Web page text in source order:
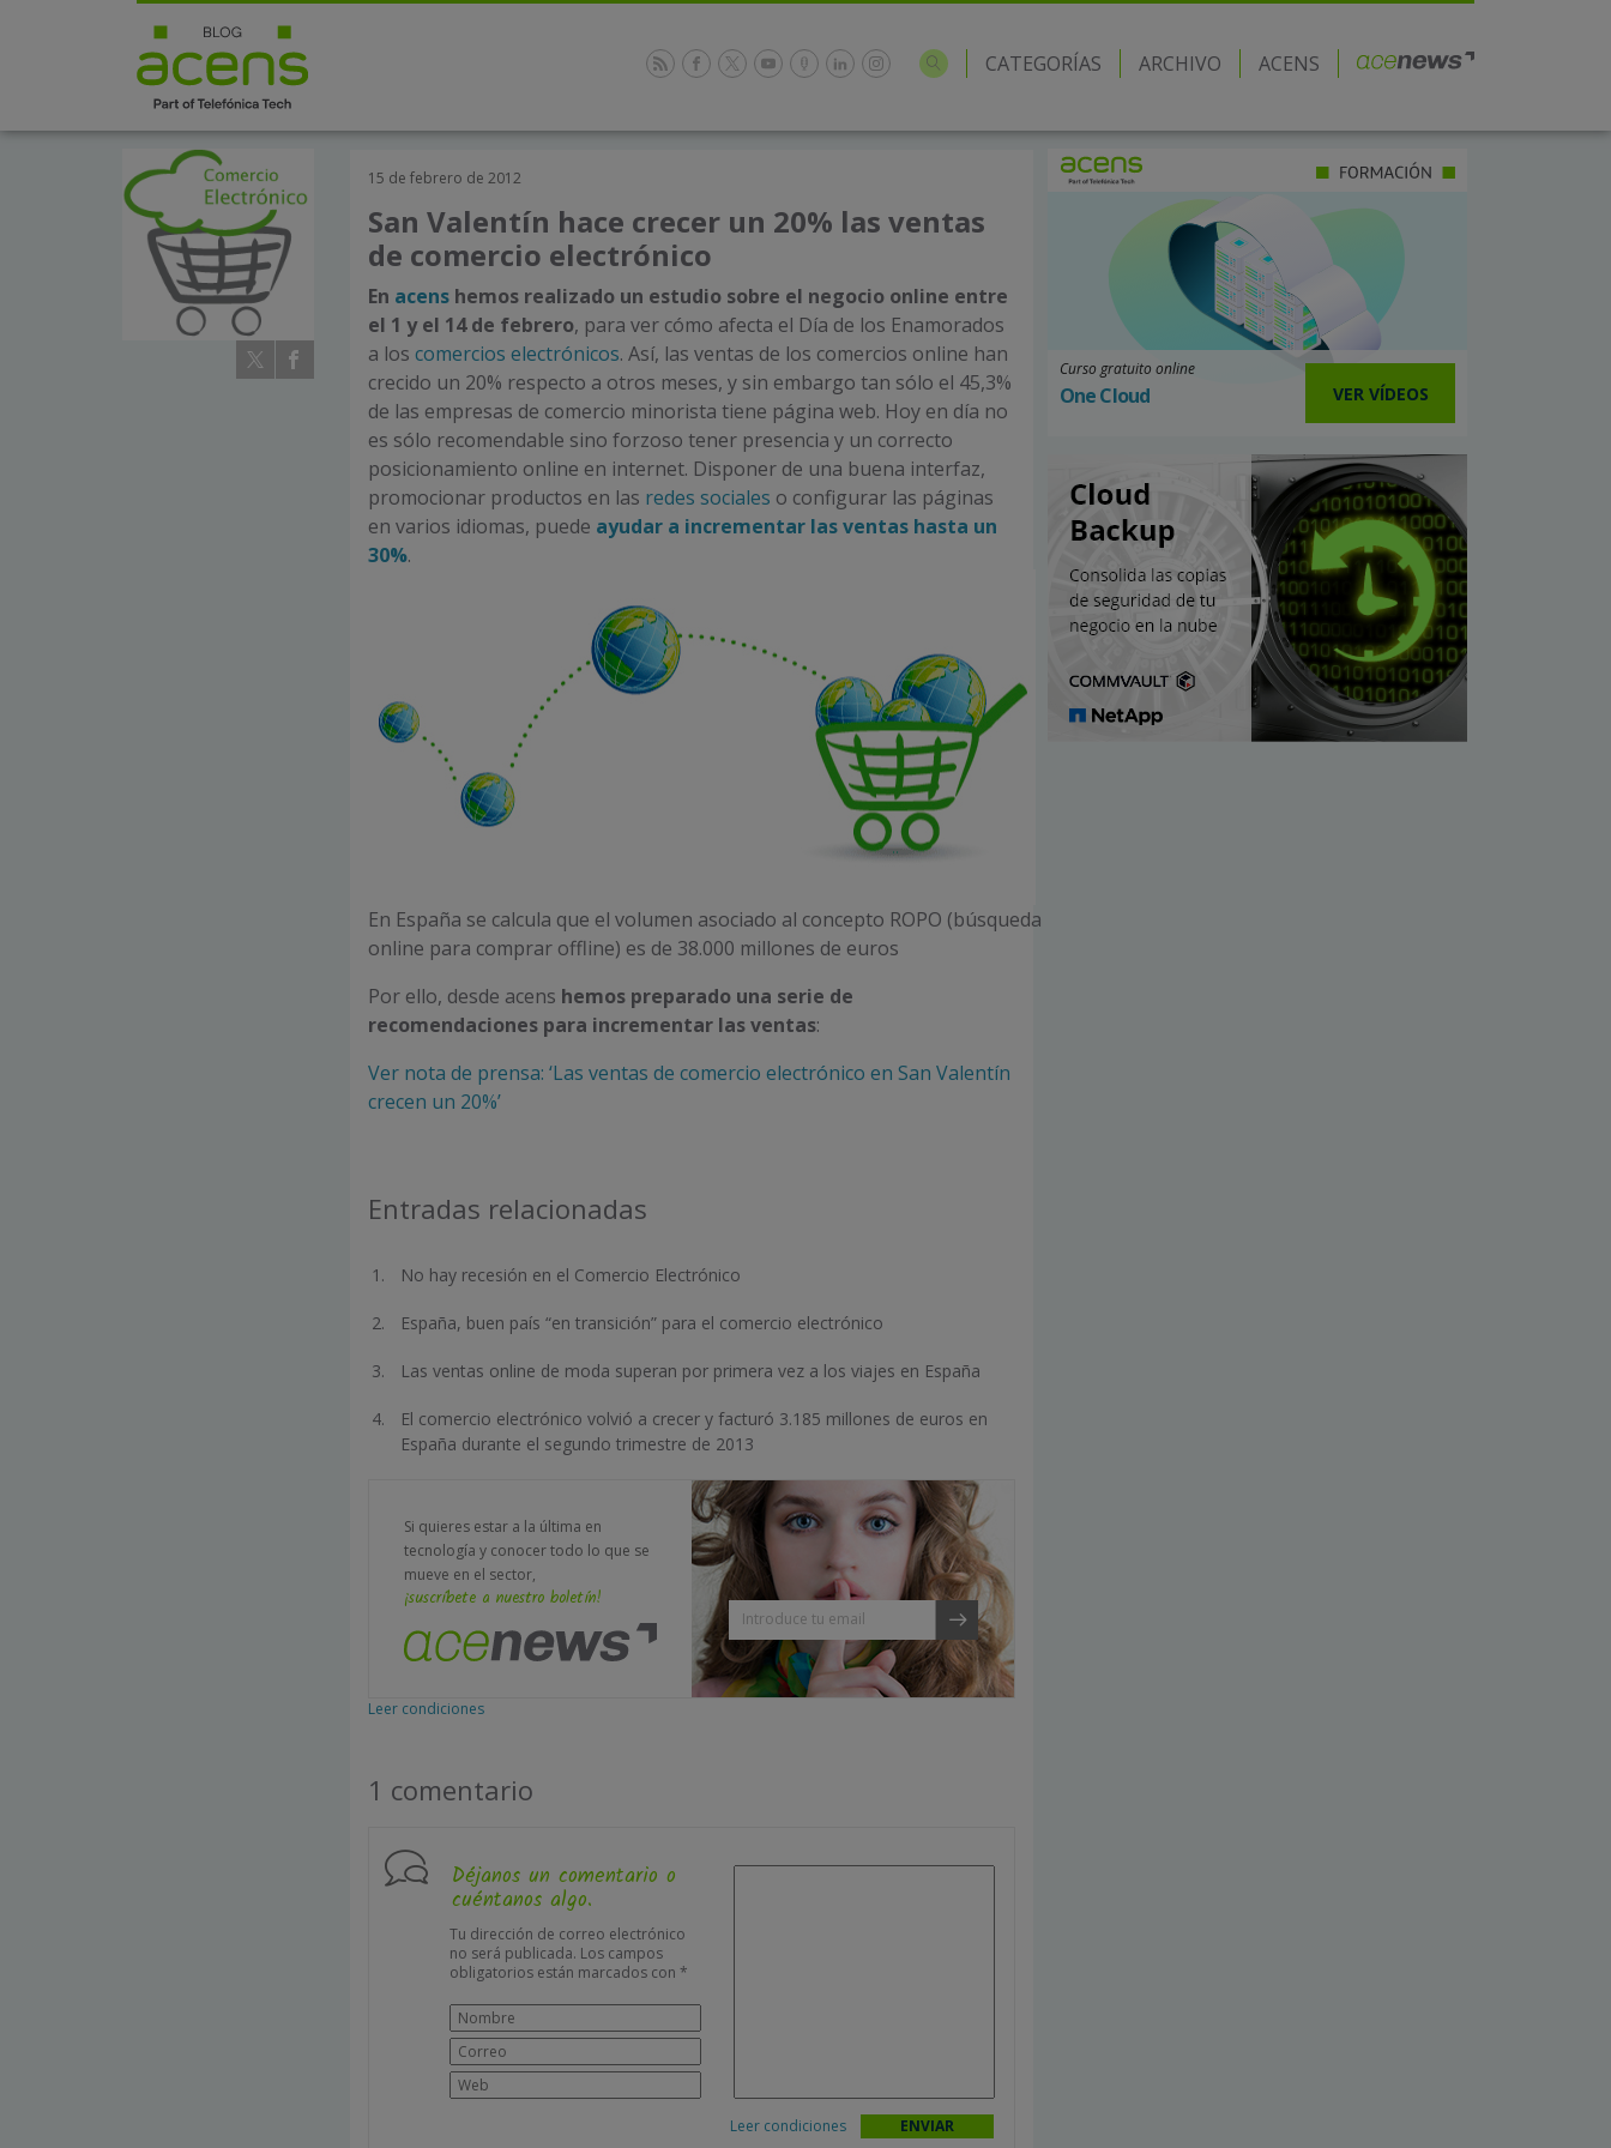
CATEGORÍAS ARCHIVO ACENS
15 de febrero de 2012
San Valentín hace crecer un 20% las ventas
de comercio electrónico
En acens hemos realizado un estudio sobre el negocio online entre
el 1 y el 14 de febrero, para ver cómo afecta el Día de los Enamorados
a los comercios electrónicos. Así, las ventas de los comercios online han
crecido un 20% respecto a otros meses, y sin embargo tan sólo el 45,3%
de las empresas de comercio minorista tiene página web. Hoy en día no
es sólo recomendable sino forzoso tener presencia y un correcto
posicionamiento online en internet. Disponer de una buena interfaz,
promocionar productos en las redes sociales o configurar las páginas
en varios idiomas, puede ayudar a incrementar las ventas hasta un
30%.
En España se calcula que el volumen asociado al concepto ROPO (búsqueda
online para comprar offline) es de 38.000 millones de euros
Por ello, desde acens hemos preparado una serie de
recomendaciones para incrementar las ventas:
Ver nota de prensa: ‘Las ventas de comercio electrónico en San Valentín
crecen un 20%’
Entradas relacionadas
No hay recesión en el Comercio Electrónico
España, buen país “en transición” para el comercio electrónico
Las ventas online de moda superan por primera vez a los viajes en España
El comercio electrónico volvió a crecer y facturó 3.185 millones de euros en
España durante el segundo trimestre de 2013
Si quieres estar a la última en
tecnología y conocer todo lo que se
mueve en el sector,
¡suscríbete a nuestro boletín!
Leer condiciones
1 comentario
Déjanos un comentario o
cuéntanos algo.
Tu dirección de correo electrónico
no será publicada. Los campos
obligatorios están marcados con *
Leer condiciones
Curso gratuito online
One Cloud VER VÍDEOS